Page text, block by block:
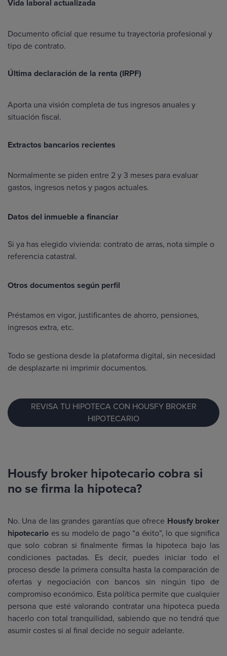
Vida laboral actualizada
Documento oficial que resume tu trayectoria profesional y
tipo de contrato.
Última declaración de la renta (IRPF)
Aporta una visión completa de tus ingresos anuales y
situación fiscal.
Extractos bancarios recientes
Normalmente se piden entre 2 y 3 meses para evaluar
gastos, ingresos netos y pagos actuales.
Datos del inmueble a financiar
Si ya has elegido vivienda: contrato de arras, nota simple o
referencia catastral.
Otros documentos según perfil
Préstamos en vigor, justificantes de ahorro, pensiones,
ingresos extra, etc.
Todo se gestiona desde la plataforma digital, sin necesidad
de desplazarte ni imprimir documentos.
REVISA TU HIPOTECA CON HOUSFY BROKER
HIPOTECARIO
Housfy broker hipotecario cobra si
no se firma la hipoteca?
No. Una de las grandes garantías que ofrece Housfy broker
hipotecario es su modelo de pago “a éxito”, lo que significa
que solo cobran si finalmente firmas la hipoteca bajo las
condiciones pactadas. Es decir, puedes iniciar todo el
proceso desde la primera consulta hasta la comparación de
ofertas y negociación con bancos sin ningún tipo de
compromiso económico. Esta política permite que cualquier
persona que esté valorando contratar una hipoteca pueda
hacerlo con total tranquilidad, sabiendo que no tendrá que
asumir costes si al final decide no seguir adelante.